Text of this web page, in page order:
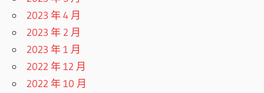
2023 年 4 月
2023 年 2 月
2023 年 1 月
2022 年 12 月
2022 年 10 月